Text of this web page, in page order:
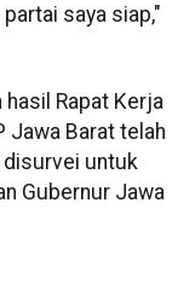
saya siap,"
Rapat Kerja
Jawa Barat telah
disurvei untuk
Gubernur Jawa